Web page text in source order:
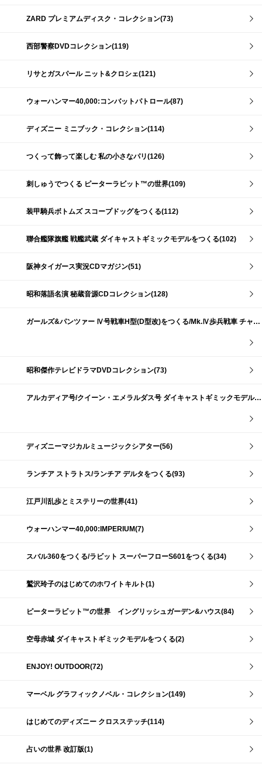
ZARD プレミアムディスク・コレクション(73)
西部警察DVDコレクション(119)
リサとガスパール ニット&クロシェ(121)
ウォーハンマー40,000:コンバットパトロール(87)
ディズニー ミニブック・コレクション(114)
つくって飾って楽しむ 私の小さなパリ(126)
刺しゅうでつくる ピーターラビット™の世界(109)
装甲騎兵ボトムズ スコープドッグをつくる(112)
聯合艦隊旗艦 戦艦武蔵 ダイキャストギミックモデルをつくる(102)
阪神タイガース実況CDマガジン(51)
昭和落語名演 秘蔵音源CDコレクション(128)
ガールズ&パンツァー Ⅳ号戦車H型(D型改)をつくる/Mk.Ⅳ歩兵戦車 チャーチルMk.Ⅶをつくる(191)
昭和傑作テレビドラマDVDコレクション(73)
アルカディア号/クイーン・エメラルダス号 ダイキャストギミックモデルをつくる(159)
ディズニーマジカルミュージックシアター(56)
ランチア ストラトス/ランチア デルタをつくる(93)
江戸川乱歩とミステリーの世界(41)
ウォーハンマー40,000:IMPERIUM(7)
スバル360をつくる/ラビット スーパーフローS601をつくる(34)
鷲沢玲子のはじめてのホワイトキルト(1)
ピーターラビット™の世界 イングリッシュガーデン&ハウス(84)
空母赤城 ダイキャストギミックモデルをつくる(2)
ENJOY! OUTDOOR(72)
マーベル グラフィックノベル・コレクション(149)
はじめてのディズニー クロスステッチ(114)
占いの世界 改訂版(1)